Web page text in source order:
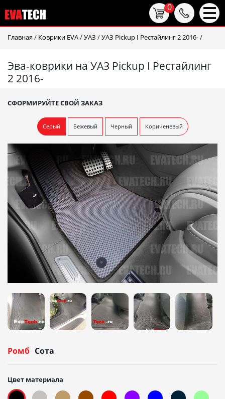
Главная / Коврики EVA/УАЗ /УАЗ Pickup I Рестайлинг 2 2016-/
Эва-коврики на УАЗ Pickup I Рестайлинг
2 2016-
СФОРМИРУЙТЕ СВОЙ ЗАКАЗ
Серый Бежевый Черный Кориченевый
Ромб Сота
Цвет материала
0